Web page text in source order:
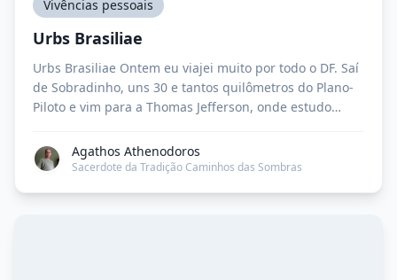
Vivências pessoais
Urbs Brasiliae
Urbs Brasiliae Ontem eu viajei muito por todo o DF. Saí
de Sobradinho, uns 30 e tantos quilômetros do Plano-
Piloto e vim para a Thomas Jefferson, onde estudo
e pouco fui a Taguatinga (outros 30 ou 40 quilômetros
do Plano-Piloto) deixar cartazes para o evento […]
Agathos Athenodoros
Sacerdote da Tradição Caminhos das Sombras